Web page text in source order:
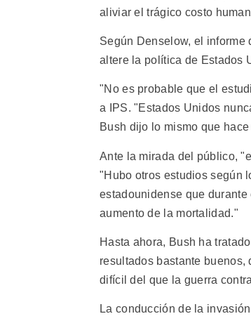
aliviar el trágico costo
Según Denselow, el
altere la política de Estados
"No es probable que el
a IPS. "Estados Unidos
Bush dijo lo mismo que
Ante la mirada del público,
"Hubo otros estudios según
estadounidense que
aumento de la mortalidad."
Hasta ahora, Bush ha
resultados bastante
difícil del que la guerra
La conducción de la